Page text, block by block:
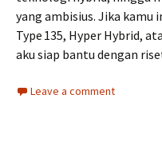
yang ambisius. Jika
Type 135, Hyper Hybrid,
aku siap bantu dengan
Leave a comment